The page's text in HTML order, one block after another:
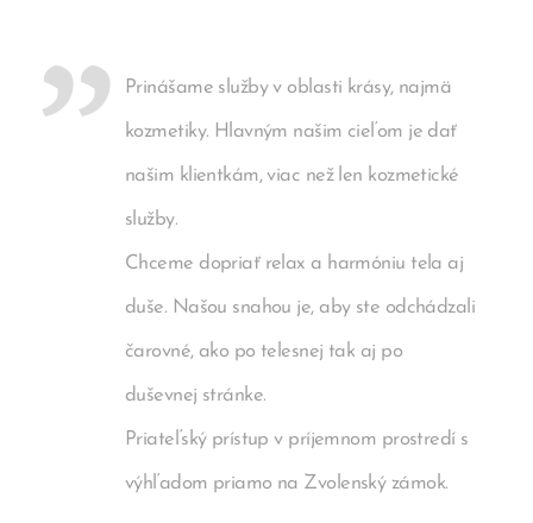
Prinášame služby v oblasti krásy, najmä
kozmetiky. Hlavným našim cieľom je dať
našim klientkám, viac než len kozmetické
služby.
Chceme dopriať relax a harmóniu tela aj
duše. Našou snahou je, aby ste odchádzali
čarovné, ako po telesnej tak aj po
duševnej stránke.
Priateľský prístup v príjemnom prostredí s
výhľadom priamo na Zvolenský zámok.